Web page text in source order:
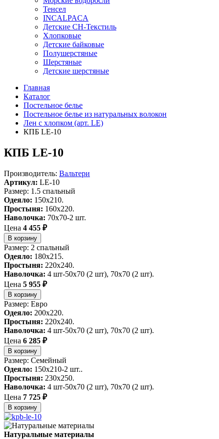
Тенсел
INCALPACA
Детские СН-Текстиль
Хлопковые
Детские байковые
Полушерстяные
Шерстяные
Детские шерстяные
Главная
Каталог
Постельное белье
Постельное белье из натуральных волокон
Лен с хлопком (арт. LE)
КПБ LE-10
КПБ LE-10
Производитель: Вальтери
Артикул: LE-10
Размер: 1.5 спальный
Одеяло: 150x210.
Простыня: 160x220.
Наволочка: 70x70-2 шт.
Цена 4 455 ₽
В корзину
Размер: 2 спальный
Одеяло: 180x215.
Простыня: 220x240.
Наволочка: 4 шт-50х70 (2 шт), 70х70 (2 шт).
Цена 5 955 ₽
В корзину
Размер: Евро
Одеяло: 200x220.
Простыня: 220x240.
Наволочка: 4 шт-50х70 (2 шт), 70х70 (2 шт).
Цена 6 285 ₽
В корзину
Размер: Семейный
Одеяло: 150x210-2 шт..
Простыня: 230x250.
Наволочка: 4 шт-50х70 (2 шт), 70х70 (2 шт).
Цена 7 725 ₽
В корзину
Натуральные материалы